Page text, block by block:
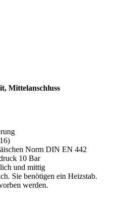
Mittelanschluss
Norm DIN EN 442
10 Bar
und mittig
Sie benötigen ein Heizstab.
werden.